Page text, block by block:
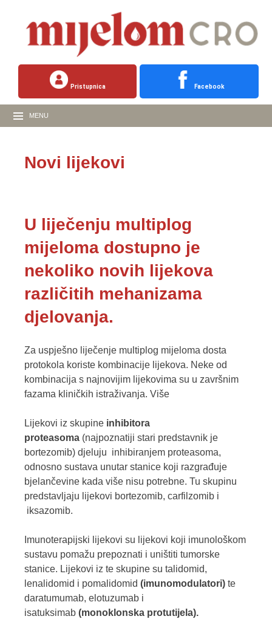
Pristupnica Facebook
MENU
Novi lijekovi
U liječenju multiplog
mijeloma dostupno je
nekoliko novih lijekova
različitih mehanizama
djelovanja.
Za uspješno liječenje multiplog mijeloma dosta
protokola koriste kombinacije lijekova. Neke od
kombinacija s najnovijim lijekovima su u završnim
fazama kliničkih istraživanja. Više
Lijekovi iz skupine inhibitora
proteasoma (najpoznatiji stari predstavnik je
bortezomib) djeluju inhibiranjem proteasoma,
odnosno sustava unutar stanice koji razgrađuje
bjelančevine kada više nisu potrebne. Tu skupinu
predstavljaju lijekovi bortezomib, carfilzomib i
iksazomib.
Imunoterapijski lijekovi su lijekovi koji imunološkom
sustavu pomažu prepoznati i uništiti tumorske
stanice. Lijekovi iz te skupine su talidomid,
lenalidomid i pomalidomid (imunomodulatori) te
daratumumab, elotuzumab i
isatuksimab (monoklonska protutijela).